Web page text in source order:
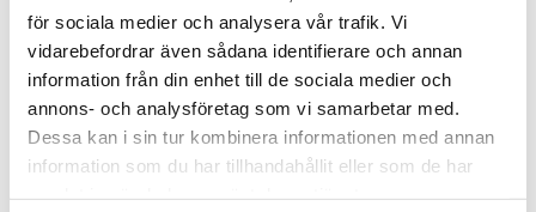
för sociala medier och analysera vår trafik. Vi
vidarebefordrar även sådana identifierare och annan
information från din enhet till de sociala medier och
annons- och analysföretag som vi samarbetar med.
Dessa kan i sin tur kombinera informationen med annan
information som du har tillhandahållit eller som de har
Hem Event Lanseringskonferens för SuPr-nod Syd
Liknande event